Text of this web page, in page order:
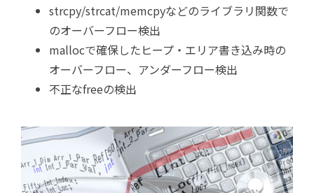
strcpy/strcat/memcpyなどのライブラリ関数で
のオーバーフロー検出
mallocで確保したヒープ・エリア書き込み時の
オーバーフロー、アンダーフロー検出
不正なfreeの検出